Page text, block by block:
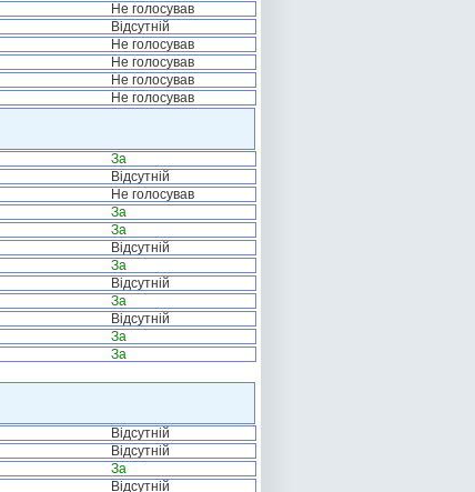
Не голосував
Відсутній
Не голосував
Не голосував
Не голосував
Не голосував
За
Відсутній
Не голосував
За
За
Відсутній
За
Відсутній
За
Відсутній
За
За
Відсутній
Відсутній
За
Відсутній